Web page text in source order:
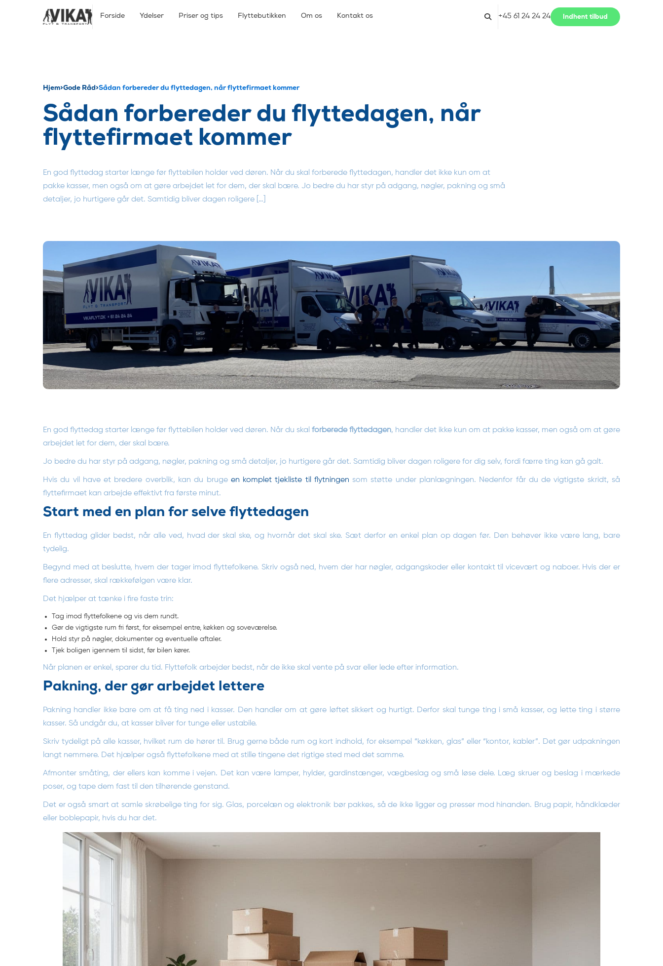
Forside Ydelser Priser og tips Flyttebutikken Om os Kontakt os +45 61 24 24 24 Indhent tilbud
Hjem>Gode Råd>Sådan forbereder du flyttedagen, når flyttefirmaet kommer
Sådan forbereder du flyttedagen, når
flyttefirmaet kommer
En god flyttedag starter længe før flyttebilen holder ved døren. Når du skal forberede flyttedagen, handler det ikke kun om at
pakke kasser, men også om at gøre arbejdet let for dem, der skal bære. Jo bedre du har styr på adgang, nøgler, pakning og små
detaljer, jo hurtigere går det. Samtidig bliver dagen roligere […]
En god flyttedag starter længe før flyttebilen holder ved døren. Når du skal forberede flyttedagen, handler det ikke kun om at pakke kasser, men også om at gøre
arbejdet let for dem, der skal bære.
Jo bedre du har styr på adgang, nøgler, pakning og små detaljer, jo hurtigere går det. Samtidig bliver dagen roligere for dig selv, fordi færre ting kan gå galt.
Hvis du vil have et bredere overblik, kan du bruge en komplet tjekliste til flytningen som støtte under planlægningen. Nedenfor får du de vigtigste skridt, så
flyttefirmaet kan arbejde effektivt fra første minut.
Start med en plan for selve flyttedagen
En flyttedag glider bedst, når alle ved, hvad der skal ske, og hvornår det skal ske. Sæt derfor en enkel plan op dagen før. Den behøver ikke være lang, bare
tydelig.
Begynd med at beslutte, hvem der tager imod flyttefolkene. Skriv også ned, hvem der har nøgler, adgangskoder eller kontakt til vicevært og naboer. Hvis der er
flere adresser, skal rækkefølgen være klar.
Det hjælper at tænke i fire faste trin:
Tag imod flyttefolkene og vis dem rundt.
Gør de vigtigste rum fri først, for eksempel entre, køkken og soveværelse.
Hold styr på nøgler, dokumenter og eventuelle aftaler.
Tjek boligen igennem til sidst, før bilen kører.
Når planen er enkel, sparer du tid. Flyttefolk arbejder bedst, når de ikke skal vente på svar eller lede efter information.
Pakning, der gør arbejdet lettere
Pakning handler ikke bare om at få ting ned i kasser. Den handler om at gøre løftet sikkert og hurtigt. Derfor skal tunge ting i små kasser, og lette ting i større
kasser. Så undgår du, at kasser bliver for tunge eller ustabile.
Skriv tydeligt på alle kasser, hvilket rum de hører til. Brug gerne både rum og kort indhold, for eksempel “køkken, glas” eller “kontor, kabler”. Det gør udpakningen
langt nemmere. Det hjælper også flyttefolkene med at stille tingene det rigtige sted med det samme.
Afmonter småting, der ellers kan komme i vejen. Det kan være lamper, hylder, gardinstænger, vægbeslag og små løse dele. Læg skruer og beslag i mærkede
poser, og tape dem fast til den tilhørende genstand.
Det er også smart at samle skrøbelige ting for sig. Glas, porcelæn og elektronik bør pakkes, så de ikke ligger og presser mod hinanden. Brug papir, håndklæder
eller boblepapir, hvis du har det.